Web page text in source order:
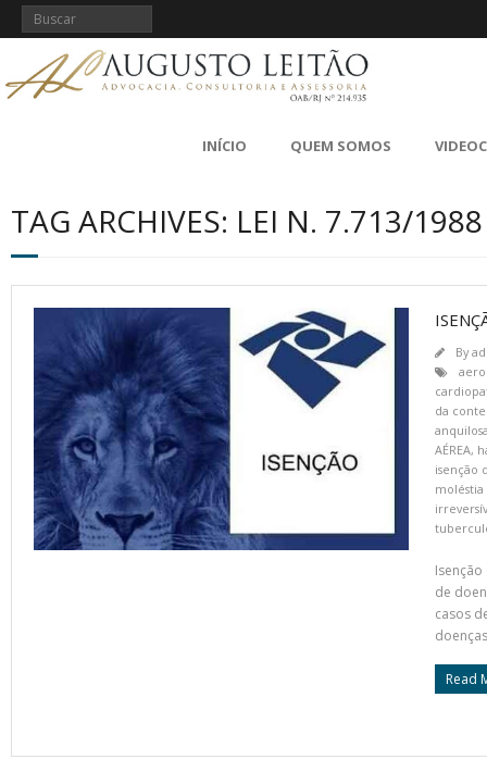
INÍCIO QUEM SOMOS
TAG ARCHIVES: LEI N. 7.713/1988
By
da
AÉREA,
isenção
moléstia
de
casos
Read